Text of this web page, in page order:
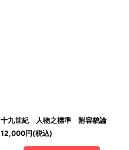
十九世紀 人物之標準 附容貌論
12,000円(税込)